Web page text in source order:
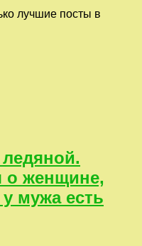
лучшие посты в
о женщине,
у мужа есть